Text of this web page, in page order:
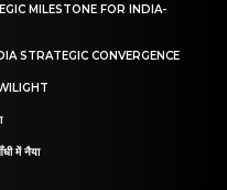
MILESTONE FOR INDIA-
STRATEGIC CONVERGENCE
में नैया